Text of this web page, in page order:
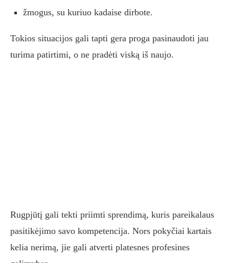
žmogus, su kuriuo kadaise dirbote.
Tokios situacijos gali tapti gera proga pasinaudoti jau
turima patirtimi, o ne pradėti viską iš naujo.
Rugpjūtį gali tekti priimti sprendimą, kuris pareikalaus
pasitikėjimo savo kompetencija. Nors pokyčiai kartais
kelia nerimą, jie gali atverti platesnes profesines